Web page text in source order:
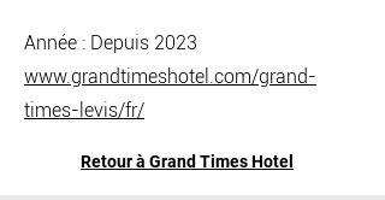
Année : Depuis 2023
www.grandtimeshotel.com/grand-
times-levis/fr/
Retour à Grand Times Hotel